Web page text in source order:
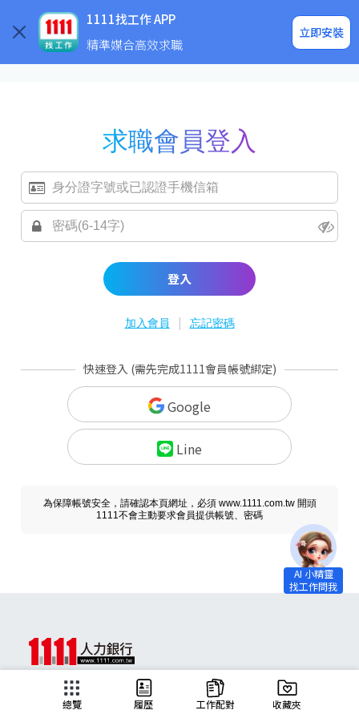
1111找工作 APP
精準媒合高效求職
立即安裝
企業求才
求職會員登入
登入
加入會員 | 忘記密碼
快速登入 (需先完成1111會員帳號綁定)
Google
Line
為保障帳號安全，請確認本頁網址，必須 www.1111.com.tw 開頭
1111不會主動要求會員提供帳號、密碼
總覽 履歷 工作配對 收藏夾